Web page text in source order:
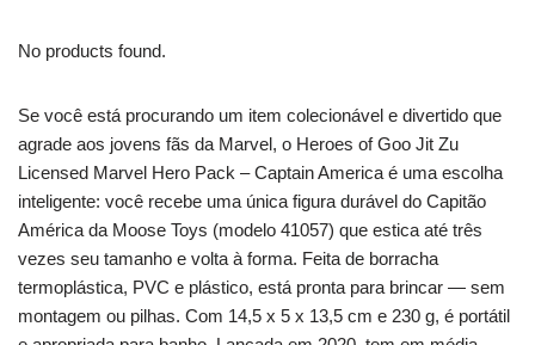
No products found.
Se você está procurando um item colecionável e divertido que
agrade aos jovens fãs da Marvel, o Heroes of Goo Jit Zu
Licensed Marvel Hero Pack – Captain America é uma escolha
inteligente: você recebe uma única figura durável do Capitão
América da Moose Toys (modelo 41057) que estica até três
vezes seu tamanho e volta à forma. Feita de borracha
termoplástica, PVC e plástico, está pronta para brincar — sem
montagem ou pilhas. Com 14,5 x 5 x 13,5 cm e 230 g, é portátil